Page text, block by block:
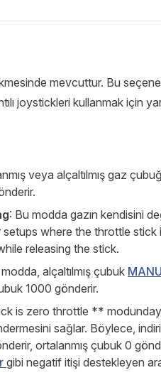
mevcuttur. Bu
joystickleri kullanmak için
veya alçaltılmış gaz
: Bu modda gazın kendisini
where the throttle stick
releasing the stick.
alçaltılmış çubuk
1000 gönderir.
is zero throttle **
sağlar. Böylece,
ortalanmış çubuk 0
gibi negatif itişi destekleyen